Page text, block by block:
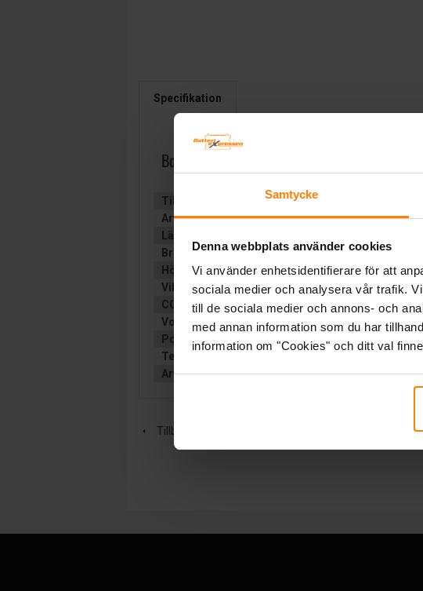
Samtycke
Denna webbplats använder cookies
Vi använder enhetsidentifierare för att
sociala medier och analysera vår trafik.
till de sociala medier och annons- och
med annan information som du har
information om "Cookies" och ditt val
Specifikation
Bosch Litium Mc LT14B-BS
Tillverkare:
Artikelnummer:LT14BBS
Längd (mm):
Bredd (mm):65
Höjd (mm):144
Vikt:
1.1 kg
CCA (EN):290
Volt:
Polställning:
1 (+ Vänster)
Teknologi:
Artikelgrupp:MC
Tillbaka